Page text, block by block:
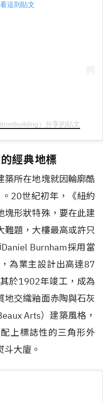
這則貼文
）分享的貼文
經典地標
築所在地塊就因輪廓酷
20世紀初年，《紐約
塊形狀特殊，要在此建
難題，大樓最高或許只
Daniel Burnham採用當
為業主設計出高達87
於1902年竣工，成為
地交織釉面赤陶與石灰
Arts）建築風格，
上標誌性的三角形外
大廈。